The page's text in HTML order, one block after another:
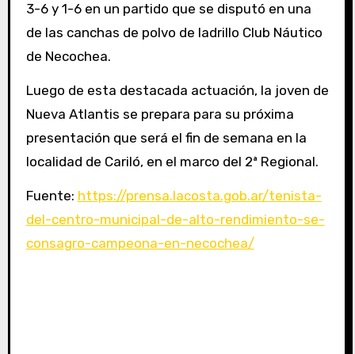
3-6 y 1-6 en un partido que se disputó en una
de las canchas de polvo de ladrillo Club Náutico
de Necochea.
Luego de esta destacada actuación, la joven de
Nueva Atlantis se prepara para su próxima
presentación que será el fin de semana en la
localidad de Cariló, en el marco del 2ª Regional.
Fuente: https://prensa.lacosta.gob.ar/tenista-
del-centro-municipal-de-alto-rendimiento-se-
consagro-campeona-en-necochea/